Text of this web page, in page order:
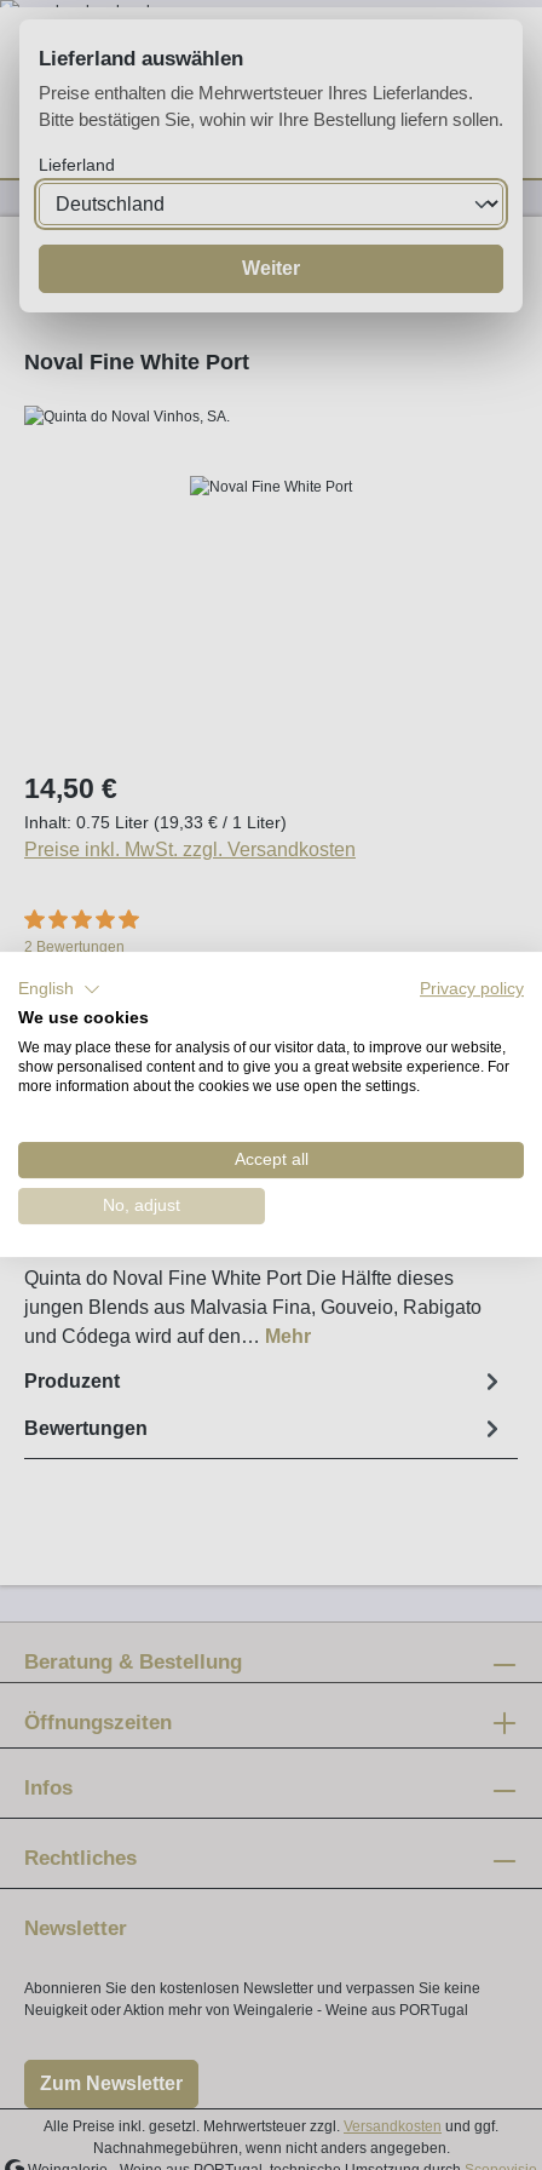
Du hast 0
Likörweine
Noval Fine White Port
Bildergalerie überspringen
Regulärer Preis:
14,50 €
Inhalt: 0.75 Liter (19,33 € / 1 Liter)
Preise inkl. MwSt. zzgl. Versandkosten
Durchschnittliche Bewertung von 5 von 5 Sternen
2 Bewertungen
Sofort verfügbar, Lieferzeit (DE): 2-5 Tage
Produkt Anzahl: Gib den gewünschten
In den Warenkorb
Quinta do Noval Fine White Port Die Hälfte dieses
jungen Blends aus Malvasia Fina, Gouveio, Rabigato
und Códega wird auf den… Mehr
Produzent
Bewertungen
Beratung & Bestellung
Öffnungszeiten
12 - 20 Uhr
10 - 16 Uhr
Infos
Rechtliches
Newsletter
Abonnieren Sie den kostenlosen Newsletter und verpassen Sie keine
Neuigkeit oder Aktion mehr von Weingalerie - Weine aus PORTugal
Zum Newsletter
Alle Preise inkl. gesetzl. Mehrwertsteuer zzgl. Versandkosten und ggf.
Nachnahmegebühren, wenn nicht anders angegeben.
Lieferland auswählen
Preise enthalten die Mehrwertsteuer Ihres Lieferlandes.
Bitte bestätigen Sie, wohin wir Ihre Bestellung liefern sollen.
Lieferland
Weiter
English
Privacy policy
We use cookies
We may place these for analysis of our visitor data, to improve our website,
show personalised content and to give you a great website experience. For
more information about the cookies we use open the settings.
Accept all
No, adjust